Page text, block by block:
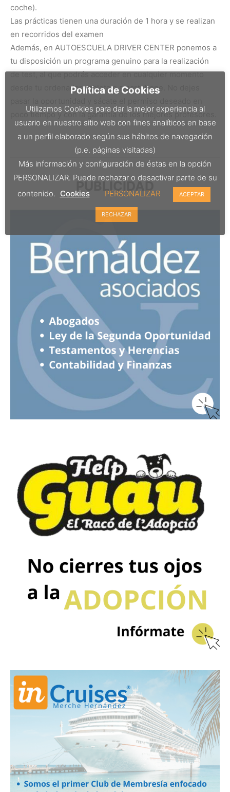
coche).
Las prácticas tienen una duración de 1 hora y se realizan
en recorridos del examen
Además, en AUTOESCUELA DRIVER CENTER ponemos a
tu disposición un programa genuino para la realización
de test, al que podrás acceder en cualquier momento
desde tu ordenador, tableta o smartphone. No dejes
poco tiempo y con la garantía de los mejores profesores.
PUBLICIDAD
Política de Cookies
Utilizamos Cookies para dar la mejor experiencia al
usuario en nuestro sitio web con fines analíticos en base
a un perfil elaborado según sus hábitos de navegación
(p.e. páginas visitadas)
Más información y configuración de éstas en la opción
PERSONALIZAR. Puede rechazar o desactivar parte de su
contenido. Cookies PERSONALIZAR ACEPTAR
RECHAZAR